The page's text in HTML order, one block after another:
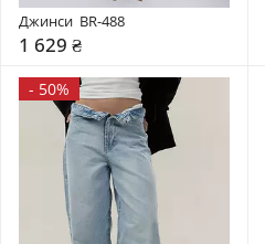
Джинси  BR-488
1 629 ₴
- 50%